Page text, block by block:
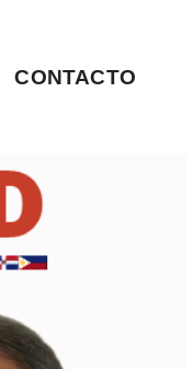
CONTACTO